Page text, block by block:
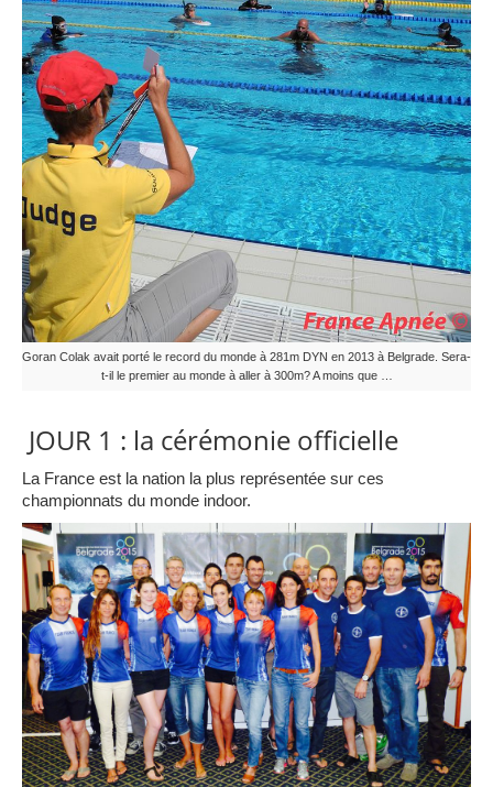
Goran Colak avait porté le record du monde à 281m DYN en 2013 à Belgrade. Sera-
t-il le premier au monde à aller à 300m? A moins que …
JOUR 1 : la cérémonie officielle
La France est la nation la plus représentée sur ces
championnats du monde indoor.